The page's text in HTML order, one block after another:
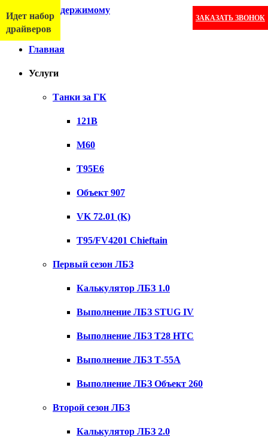
Перейти к содержимому
ЗАКАЗАТЬ ЗВОНОК
Меню
Главная
Услуги
Танки за ГК
121B
M60
T95E6
Объект 907
VK 72.01 (K)
T95/FV4201 Chieftain
Первый сезон ЛБЗ
Калькулятор ЛБЗ 1.0
Выполнение ЛБЗ STUG IV
Выполнение ЛБЗ T28 HTC
Выполнение ЛБЗ Т-55А
Выполнение ЛБЗ Объект 260
Второй сезон ЛБЗ
Калькулятор ЛБЗ 2.0
Идет набор
драйверов